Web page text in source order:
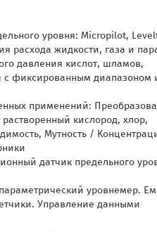
уровня: Micropilot,
жидкости, газа и
давления кислот, шламов,
с фиксированным
применений:
кислород, хлор,
Мутность /
датчик предельного
уровнемер.
Управление данными